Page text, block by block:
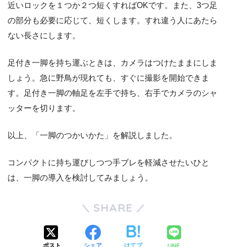
近いロックを１つか２つ短くすればOKです。また、3つ足
の部分も必要に応じて、短くします。すれ違う人にあたら
ない長さにします。
足付き一脚を持ち運ぶときは、カメラはつけたままにしま
しょう。急に野鳥が現れても、すぐに撮影を開始できま
す。足付き一脚の軸足を左手で持ち、右手でカメラのシャ
ッターを切ります。
以上、「一脚のつかいかた」を解説しました。
コンパクトに持ち運びしつつ手ブレを軽減させたいひと
は、一脚の導入を検討してみましょう。
SHARE